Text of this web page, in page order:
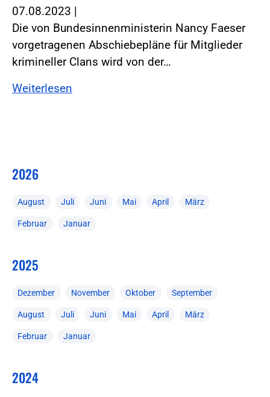
07.08.2023 |
Die von Bundesinnenministerin Nancy Faeser
vorgetragenen Abschiebepläne für Mitglieder
krimineller Clans wird von der…
Weiterlesen
2026
August Juli Juni Mai April März
Februar Januar
2025
Dezember November Oktober September
August Juli Juni Mai April März
Februar Januar
2024